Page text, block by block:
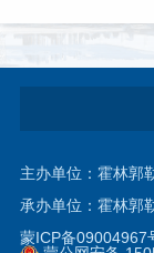
主办单位：霍林郭
承办单位：霍林郭
蒙ICP备09004967